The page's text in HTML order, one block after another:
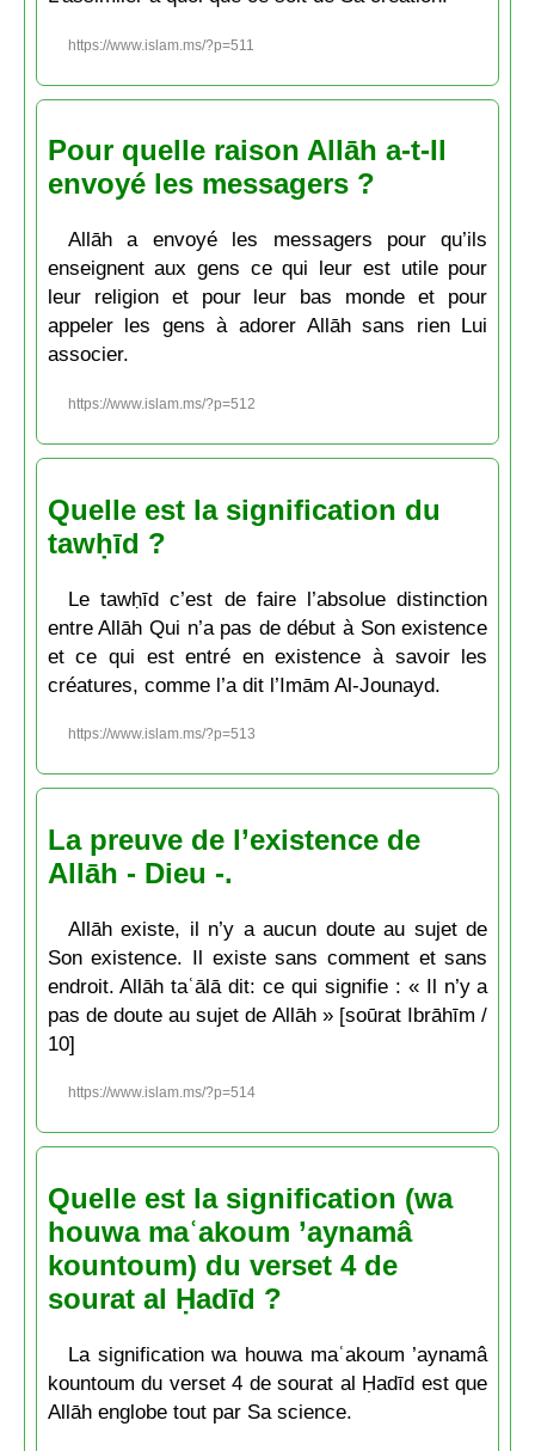
https://www.islam.ms/?p=511
Pour quelle raison Allāh a-t-Il
envoyé les messagers ?
Allāh a envoyé les messagers pour qu’ils
enseignent aux gens ce qui leur est utile pour
leur religion et pour leur bas monde et pour
appeler les gens à adorer Allāh sans rien Lui
associer.
https://www.islam.ms/?p=512
Quelle est la signification du
tawḥīd ?
Le tawḥīd c’est de faire l’absolue distinction
entre Allāh Qui n’a pas de début à Son existence
et ce qui est entré en existence à savoir les
créatures, comme l’a dit l’Imām Al-Jounayd.
https://www.islam.ms/?p=513
La preuve de l’existence de
Allāh - Dieu -.
Allāh existe, il n’y a aucun doute au sujet de
Son existence. Il existe sans comment et sans
endroit. Allāh taʿālā dit: ce qui signifie : « Il n’y a
pas de doute au sujet de Allāh » [soūrat Ibrāhīm /
10]
https://www.islam.ms/?p=514
Quelle est la signification (wa
houwa maʿakoum ’aynamâ
kountoum) du verset 4 de
sourat al Ḥadīd ?
La signification wa houwa maʿakoum ’aynamâ
kountoum du verset 4 de sourat al Ḥadīd est que
Allāh englobe tout par Sa science.